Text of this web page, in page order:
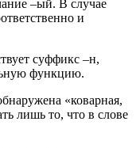
–ый. В случае
и
суффикс –н,
функцию.
«коварная,
лишь то, что в слове